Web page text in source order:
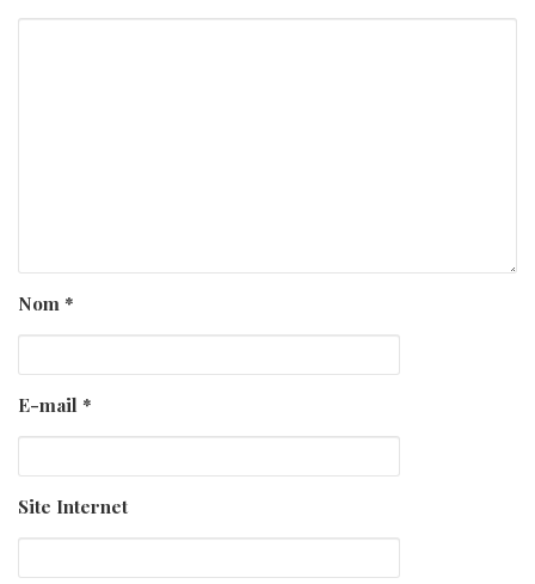
Nom *
E-mail *
Site Internet